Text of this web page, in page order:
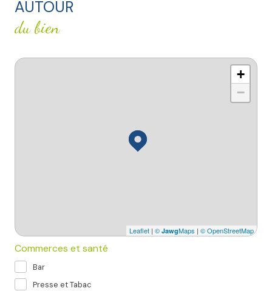
AUTOUR
du bien
+
−
Leaflet | © JawgMaps | © OpenStreetMap
Commerces et santé
Bar
Presse et Tabac